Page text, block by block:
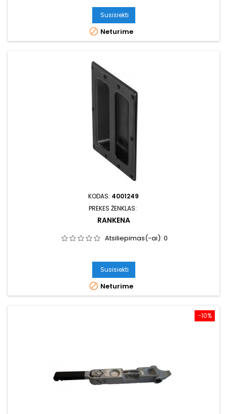
Susisiekti
 Neturime
KODAS: 4001249
PREKĖS ŽENKLAS:
RANKENA
Atsiliepimas(-ai): 0
Susisiekti
 Neturime
−10%